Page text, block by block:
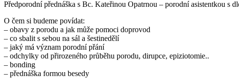
Předporodní přednáška s Bc. Kateřinou Opatrnou – porodní asistentkou s
O čem si budeme povídat:
– obavy z porodu a jak může pomoci doprovod
– co sbalit s sebou na sál a šestinedělí
– jaký má význam porodní přání
– odchylky od přirozeného průběhu porodu, dirupce, epiziotomie..
– bonding
– přednáška formou besedy